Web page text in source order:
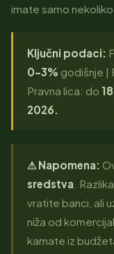
imate samo nekoliko
Ključni podaci:
0–3% godišnje |
Pravna lica: do
2026.
⚠ Napomena:
sredstva .
vratite banci, ali
niža od
kamate iz